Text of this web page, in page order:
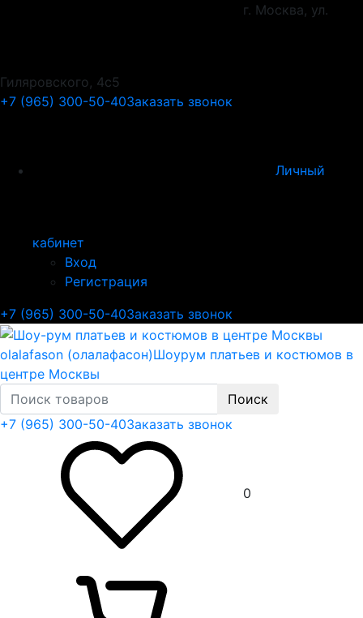
г. Москва, ул.
Гиляровского, 4с5
+7 (965) 300-50-40Заказать звонок
Личный
кабинет
Вход
Регистрация
+7 (965) 300-50-40Заказать звонок
olalafason (олалафасон)Шоурум платьев и костюмов в
центре Москвы
Поиск
+7 (965) 300-50-40Заказать звонок
0